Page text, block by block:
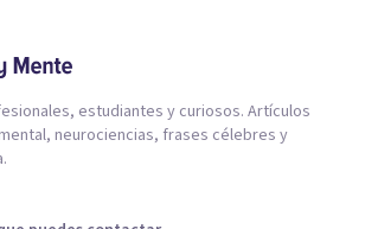
estudiantes y curiosos. Artículos
neurociencias, frases célebres y